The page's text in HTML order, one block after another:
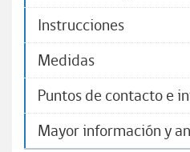
Instrucciones
Medidas
Puntos de contacto e
Mayor información y